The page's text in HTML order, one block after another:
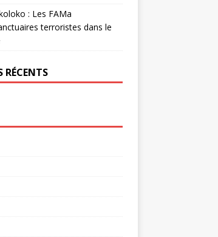
: Les FAMa
terroristes dans le
RÉCENTS